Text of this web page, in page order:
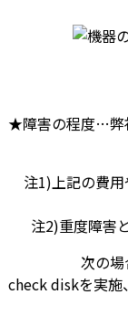
★障害の程度…弊
注1)上記の費用
注2)重度障害
次の場
check diskを実施